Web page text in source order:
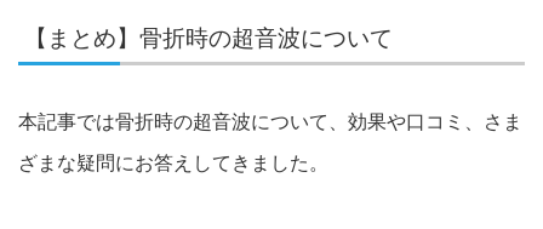
【まとめ】骨折時の超音波について
本記事では骨折時の超音波について、効果や口コミ、
さま
ざまな疑問にお答えしてきました。